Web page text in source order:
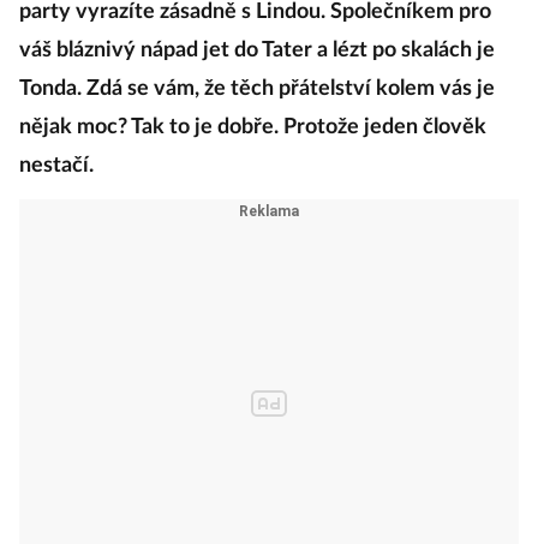
party vyrazíte zásadně s Lindou. Společníkem pro
váš bláznivý nápad jet do Tater a lézt po skalách je
Tonda. Zdá se vám, že těch přátelství kolem vás je
nějak moc? Tak to je dobře. Protože jeden člověk
nestačí.